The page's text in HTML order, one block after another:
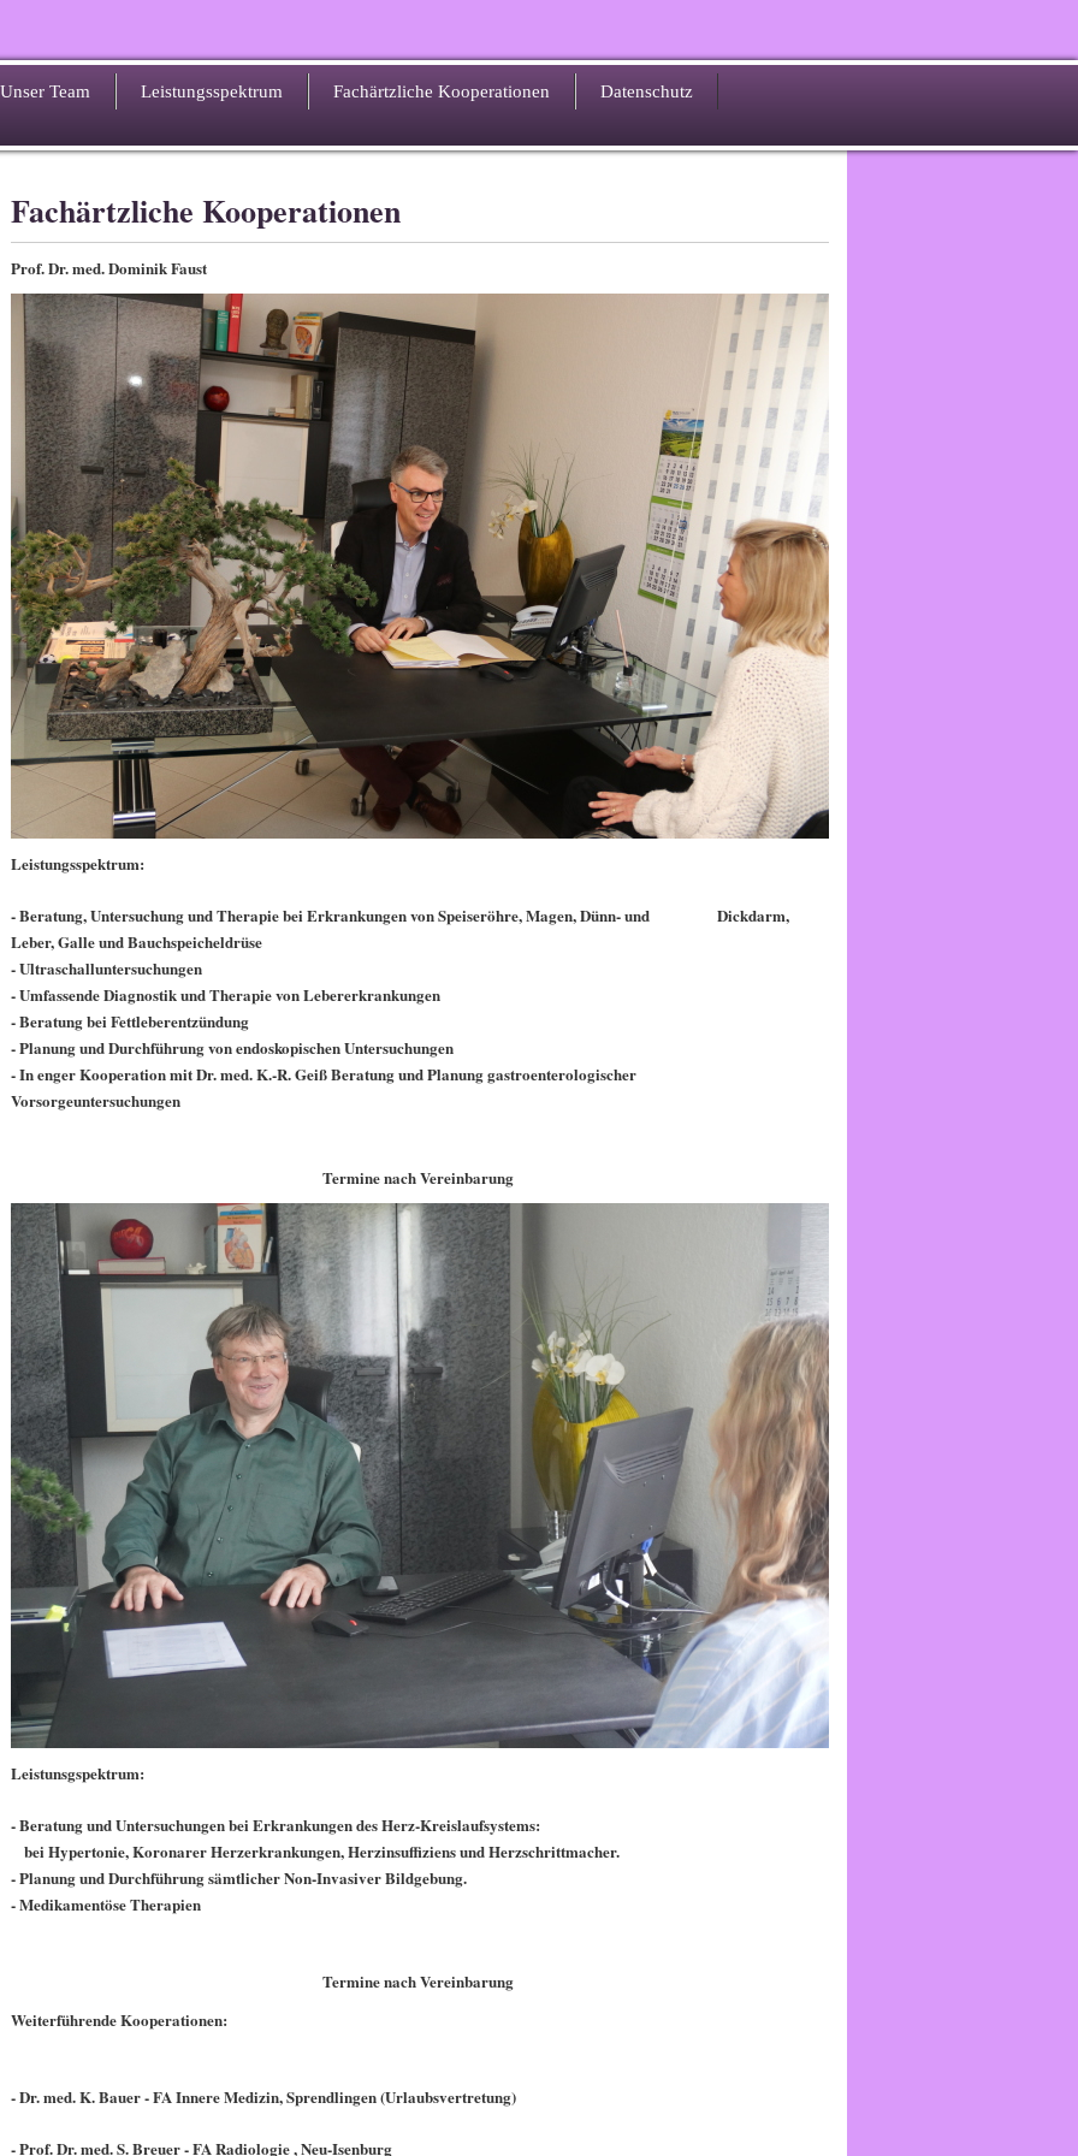
Unser Team Leistungsspektrum Fachärtzliche Kooperationen
Datenschutz
Fachärtzliche Kooperationen
Prof. Dr. med. Dominik Faust
Leistungsspektrum:
- Beratung, Untersuchung und Therapie bei Erkrankungen von Speiseröhre, Magen, Dünn- und Dickdarm,
Leber, Galle und Bauchspeicheldrüse
- Ultraschalluntersuchungen
- Umfassende Diagnostik und Therapie von Lebererkrankungen
- Beratung bei Fettleberentzündung
- Planung und Durchführung von endoskopischen Untersuchungen
- In enger Kooperation mit Dr. med. K.-R. Geiß Beratung und Planung gastroenterologischer
Vorsorgeuntersuchungen
Termine nach Vereinbarung
Leistunsgspektrum:
- Beratung und Untersuchungen bei Erkrankungen des Herz-Kreislaufsystems:
bei Hypertonie, Koronarer Herzerkrankungen, Herzinsuffiziens und Herzschrittmacher.
- Planung und Durchführung sämtlicher Non-Invasiver Bildgebung.
- Medikamentöse Therapien
Termine nach Vereinbarung
Weiterführende Kooperationen:
- Dr. med. K. Bauer - FA Innere Medizin, Sprendlingen (Urlaubsvertretung)
- Prof. Dr. med. S. Breuer - FA Radiologie , Neu-Isenburg